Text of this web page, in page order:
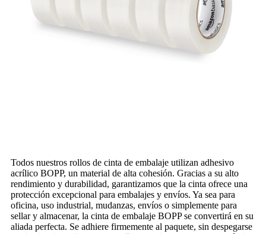
Todos nuestros rollos de cinta de embalaje utilizan adhesivo
acrílico BOPP, un material de alta cohesión. Gracias a su alto
rendimiento y durabilidad, garantizamos que la cinta ofrece una
protección excepcional para embalajes y envíos. Ya sea para
oficina, uso industrial, mudanzas, envíos o simplemente para
sellar y almacenar, la cinta de embalaje BOPP se convertirá en su
aliada perfecta. Se adhiere firmemente al paquete, sin despegarse